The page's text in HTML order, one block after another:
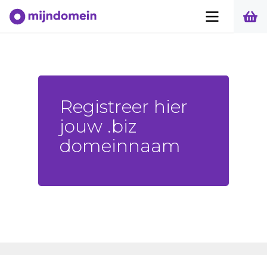
Registreer hier
jouw .biz
domeinnaam